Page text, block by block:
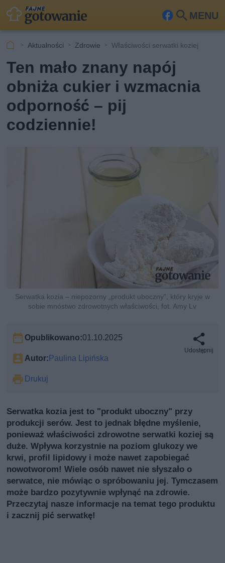
MENU
Fa
ook
Szu
kaj
Aktualności Zdrowie Właściwości serwatki koziej
Ten mało znany napój
obniża cukier i wzmacnia
odporność – pij
codziennie!
Serwatka kozia – niepozorny „produkt uboczny”, który kryje w
sobie mnóstwo zdrowotnych właściwości, fot. Amy Lv
Opublikowano:01.10.2025
Autor:Paulina Lipińska
Drukuj
Udostępnij
Serwatka kozia jest to "produkt uboczny" przy
produkcji serów. Jest to jednak błędne myślenie,
ponieważ właściwości zdrowotne serwatki koziej są
duże. Wpływa korzystnie na poziom glukozy we
krwi, profil lipidowy i może nawet zapobiegać
nowotworom! Wiele osób nawet nie słyszało o
serwatce, nie mówiąc o spróbowaniu jej. Tymczasem
może bardzo pozytywnie wpłynąć na zdrowie.
Przeczytaj nasze informacje na temat tego produktu
i zacznij pić serwatkę!